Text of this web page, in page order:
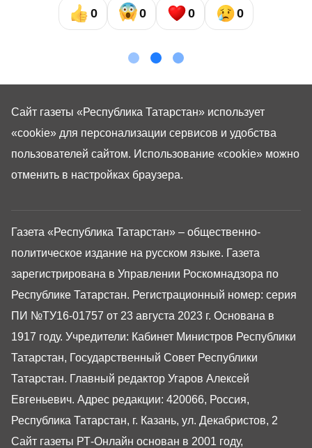
0 0 0 0
Газета «Республика Татарстан» – общественно-
политическое издание на русском языке. Газета
зарегистрирована в Управлении Роскомнадзора по
Республике Татарстан. Регистрационный номер: серия
ПИ №ТУ16-01757 от 23 августа 2023 г. Основана в
1917 году. Учредители: Кабинет Министров Республики
Татарстан, Государственный Совет Республики
Татарстан. Главный редактор Угаров Алексей
Евгеньевич. Адрес редакции: 420066, Россия,
Республика Татарстан, г. Казань, ул. Декабристов, 2
Сайт газеты РТ-Онлайн основан в 2001 году,
Сайт газеты «Республика Татарстан» использует
«cookie» для персонализации сервисов и удобства
пользователей сайтом. Использование «cookie» можно
отменить в настройках браузера.